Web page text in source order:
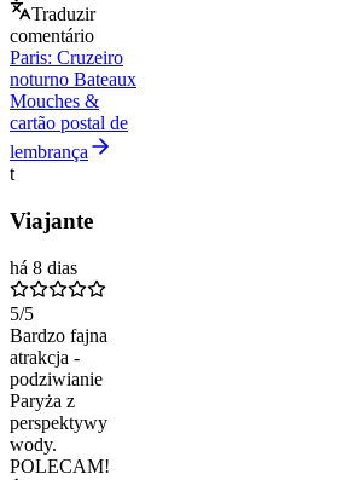
Traduzir
comentário
Paris: Cruzeiro
noturno Bateaux
Mouches &
cartão postal de
lembrança
t
Viajante
há 8 dias
5/5
Bardzo fajna
atrakcja -
podziwianie
Paryża z
perspektywy
wody.
POLECAM!